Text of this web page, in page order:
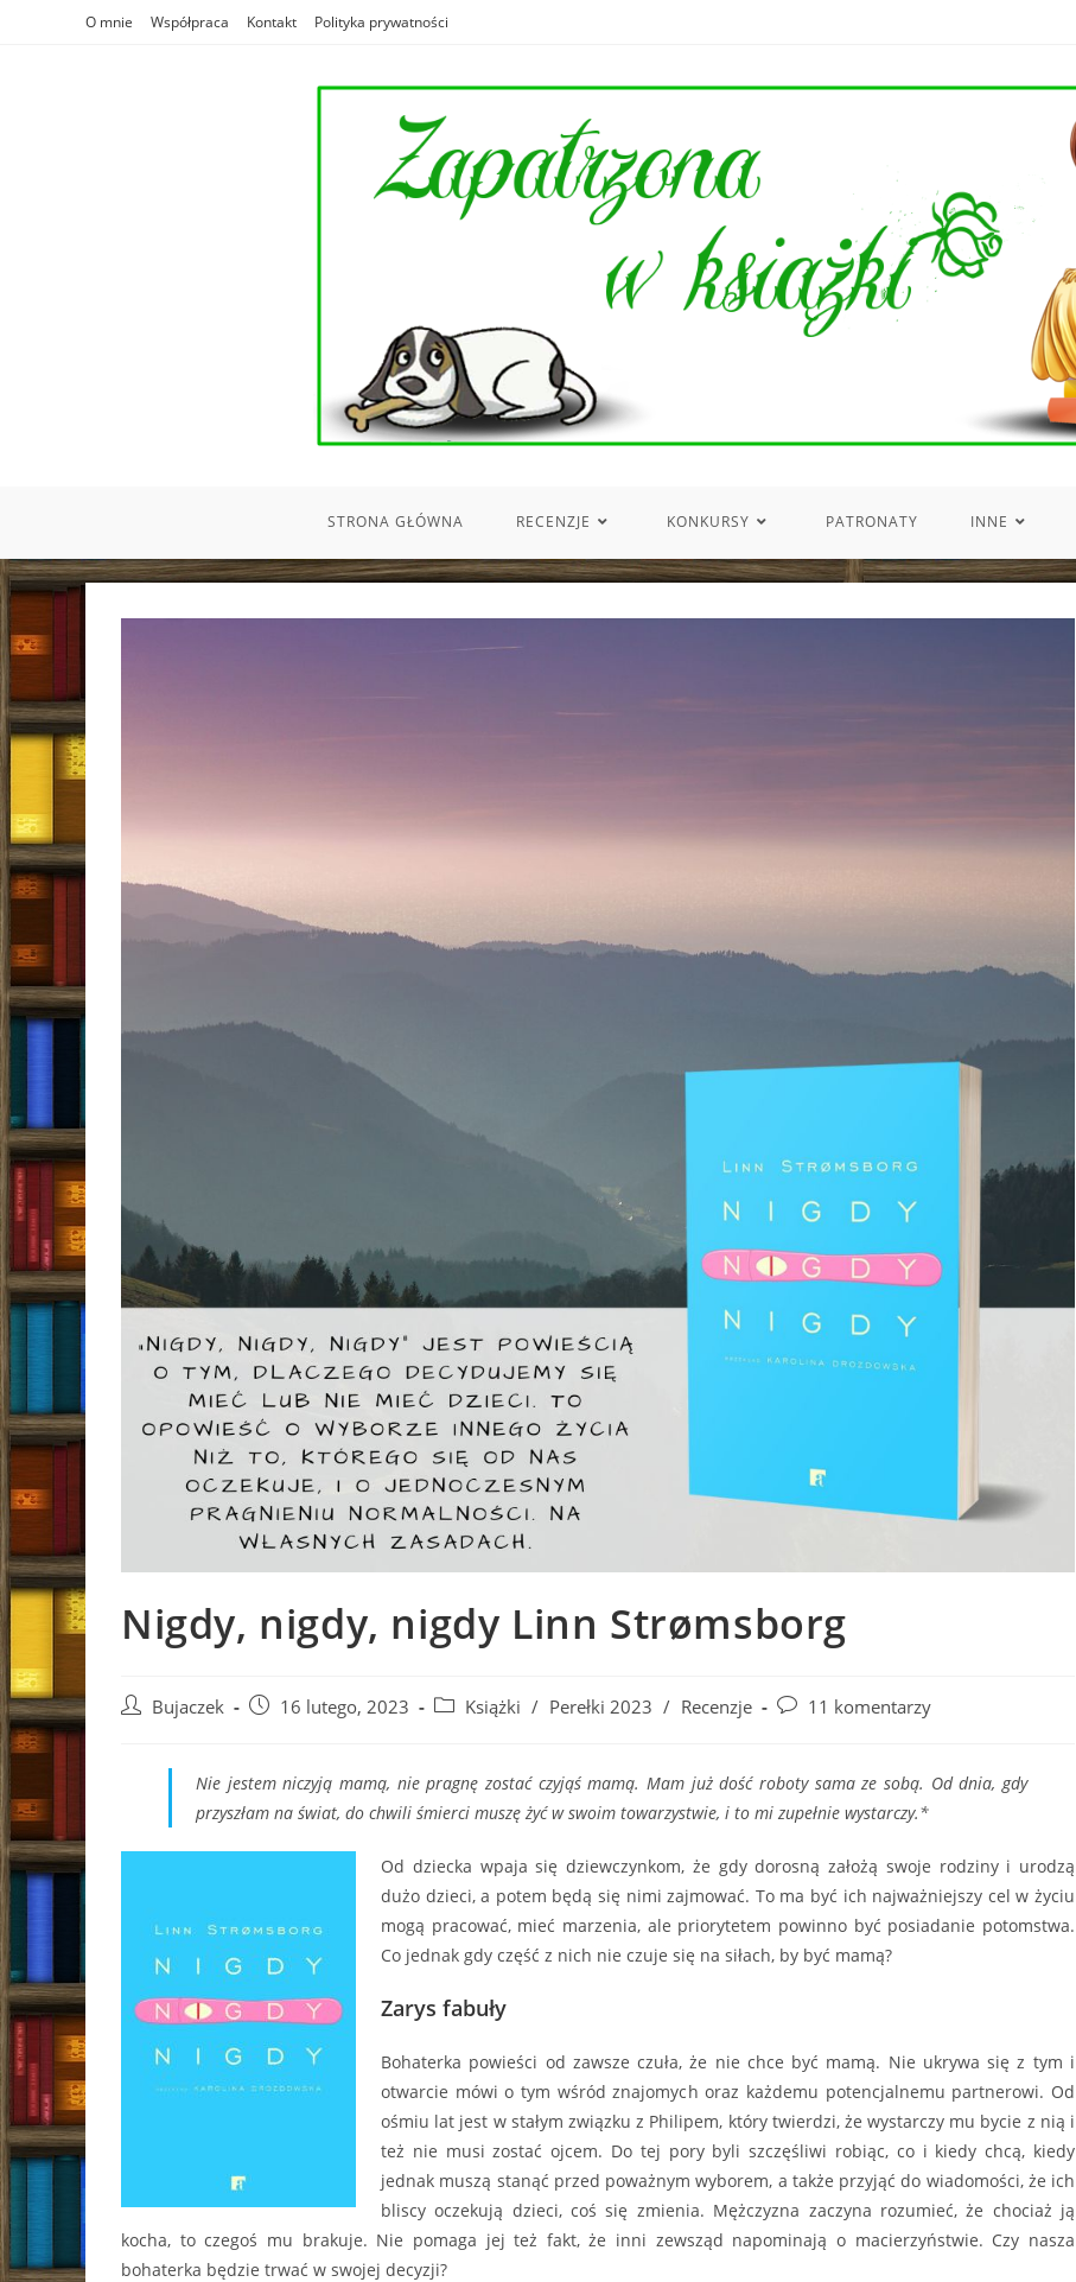
O mnie Współpraca Kontakt Polityka prywatności
STRONA GŁÓWNA RECENZJE KONKURSY PATRONATY INNE
Nigdy, nigdy, nigdy Linn Strømsborg
Post Bujaczek
Post 16 lutego, 2023
Post Książki / Perełki 2023 / Recenzje
Post 11 komentarzy
Nie jestem niczyją mamą, nie pragnę zostać czyjąś mamą. Mam już dość roboty sama ze sobą. Od dnia, gdy
przyszłam na świat, do chwili śmierci muszę żyć w swoim towarzystwie, i to mi zupełnie wystarczy.*
Od dziecka wpaja się dziewczynkom, że gdy dorosną założą swoje rodziny i urodzą
dużo dzieci, a potem będą się nimi zajmować. To ma być ich najważniejszy cel w życiu
mogą pracować, mieć marzenia, ale priorytetem powinno być posiadanie potomstwa.
Co jednak gdy część z nich nie czuje się na siłach, by być mamą?
Zarys fabuły
Bohaterka powieści od zawsze czuła, że nie chce być mamą. Nie ukrywa się z tym i
otwarcie mówi o tym wśród znajomych oraz każdemu potencjalnemu partnerowi. Od
ośmiu lat jest w stałym związku z Philipem, który twierdzi, że wystarczy mu bycie z nią i
też nie musi zostać ojcem. Do tej pory byli szczęśliwi robiąc, co i kiedy chcą, kiedy
jednak muszą stanąć przed poważnym wyborem, a także przyjąć do wiadomości, że ich
bliscy oczekują dzieci, coś się zmienia. Mężczyzna zaczyna rozumieć, że chociaż ją
kocha, to czegoś mu brakuje. Nie pomaga jej też fakt, że inni zewsząd napominają o macierzyństwie. Czy nasza
bohaterka będzie trwać w swojej decyzji?